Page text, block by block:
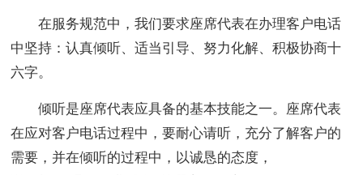
在服务规范中，我们要求座席代表在办理客户电话
中坚持：认真倾听、适当引导、努力化解、积极协商十
六字。
倾听是座席代表应具备的基本技能之一。座席代表
在应对客户电话过程中，要耐心请听，充分了解客户的
需要，并在倾听的过程中，以诚恳的态度，